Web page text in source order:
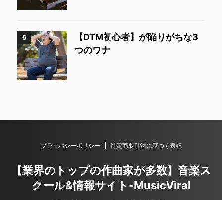
6
【DTM初心者】が陥りがちな3
つのワナ
プライバシーポリシー 特定商取引法に基づく表記
【業界のトップの作曲家が多数】音楽ス
クール&情報サイト-MusicViral